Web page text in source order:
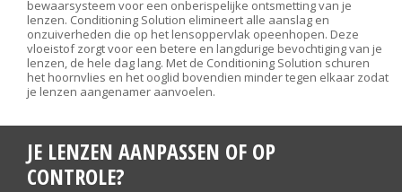
bewaarsysteem voor een onberispelijke ontsmetting van je
lenzen. Conditioning Solution elimineert alle aanslag en
onzuiverheden die op het lensoppervlak opeenhopen. Deze
vloeistof zorgt voor een betere en langdurige bevochtiging van je
lenzen, de hele dag lang. Met de Conditioning Solution schuren
het hoornvlies en het ooglid bovendien minder tegen elkaar zodat
je lenzen aangenamer aanvoelen.
JE LENZEN AANPASSEN OF OP
CONTROLE?